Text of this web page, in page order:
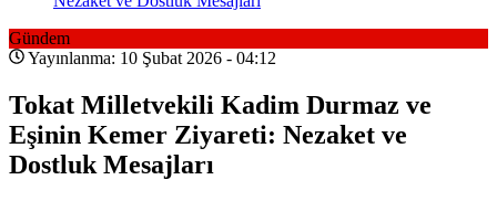
Gündem
Yayınlanma: 10 Şubat 2026 - 04:12
Tokat Milletvekili Kadim Durmaz ve
Eşinin Kemer Ziyareti: Nezaket ve
Dostluk Mesajları